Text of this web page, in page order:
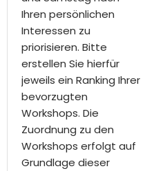
Ihren persönlichen
Interessen zu
priorisieren. Bitte
erstellen Sie hierfür
jeweils ein Ranking Ihrer
bevorzugten
Workshops. Die
Zuordnung zu den
Workshops erfolgt auf
Grundlage dieser